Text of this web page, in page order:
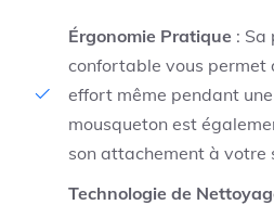
Érgonomie Pratique : Sa
confortable vous permet
effort même pendant
mousqueton est
son attachement à votre
Technologie de